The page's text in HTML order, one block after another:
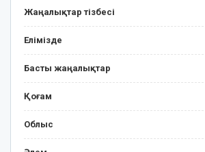
Жаңалықтар тізбесі
Елімізде
Басты жаңалықтар
Қоғам
Облыс